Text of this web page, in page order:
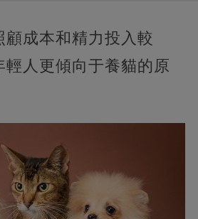
顧成本和精力投入較
輕人更傾向于養貓的原